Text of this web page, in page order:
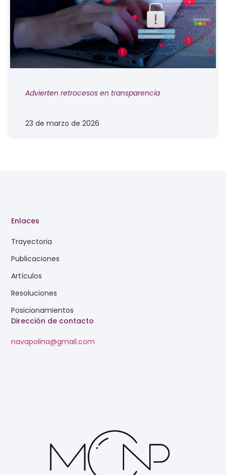
Advierten retrocesos en transparencia
23 de marzo de 2026
Dirección de contacto
navapolina@gmail.com
Enlaces
Trayectoria
Publicaciones
Artículos
Resoluciones
Posicionamientos